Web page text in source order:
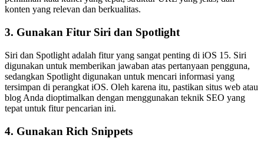
konten yang relevan dan berkualitas.
3. Gunakan Fitur Siri dan Spotlight
Siri dan Spotlight adalah fitur yang sangat penting di iOS 15. Siri
digunakan untuk memberikan jawaban atas pertanyaan pengguna,
sedangkan Spotlight digunakan untuk mencari informasi yang
tersimpan di perangkat iOS. Oleh karena itu, pastikan situs web atau
blog Anda dioptimalkan dengan menggunakan teknik SEO yang
tepat untuk fitur pencarian ini.
4. Gunakan Rich Snippets